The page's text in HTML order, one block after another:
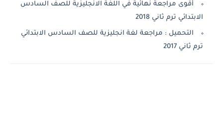
أقوى مراجعة نهائية في اللغة الانجليزية للصف السادس
الابتدائي ترم ثاني 2018
التحميل : مراجعة لغة انجليزية للصف السادس الابتدائي
ترم ثاني 2017